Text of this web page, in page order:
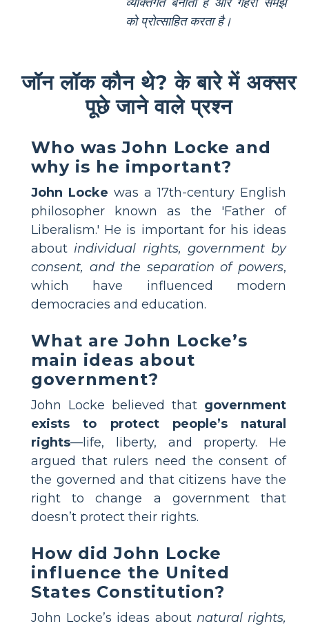
को प्रोत्साहित करता है।
जॉन लॉक कौन थे? के बारे में अक्सर
पूछे जाने वाले प्रश्न
Who was John Locke and
why is he important?
John Locke was a 17th-century English
philosopher known as the 'Father of
Liberalism.' He is important for his ideas
about individual rights, government by
consent, and the separation of powers,
which have influenced modern
democracies and education.
What are John Locke’s
main ideas about
government?
John Locke believed that government
exists to protect people’s natural
rights—life, liberty, and property. He
argued that rulers need the consent of
the governed and that citizens have the
right to change a government that
doesn’t protect their rights.
How did John Locke
influence the United
States Constitution?
John Locke’s ideas about natural rights,